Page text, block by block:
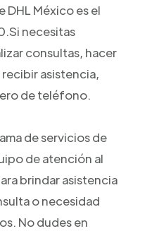
México es el
necesitas
consultas, hacer
asistencia,
de teléfono.
de servicios de
de atención al
brindar asistencia
o necesidad
No dudes en